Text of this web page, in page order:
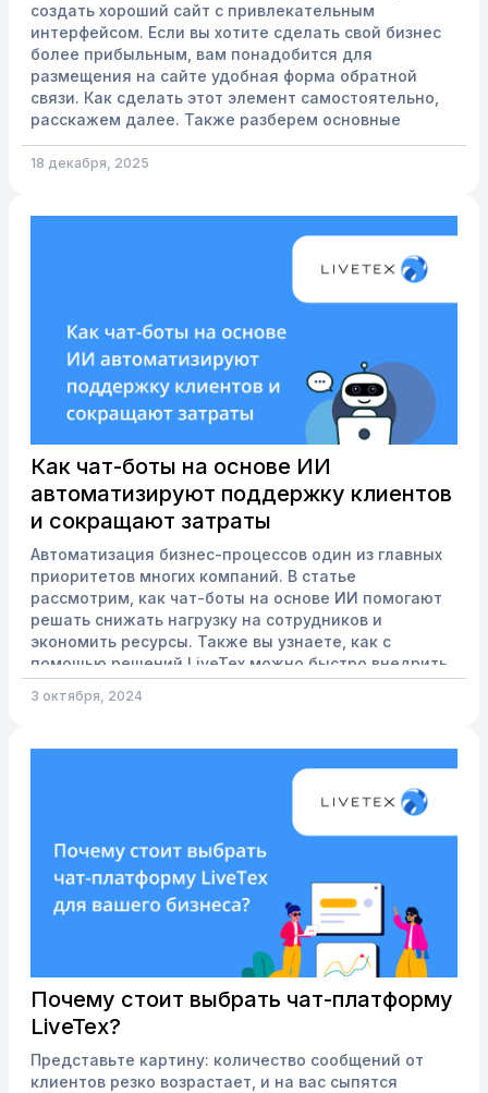
создать хороший сайт с привлекательным
интерфейсом. Если вы хотите сделать свой бизнес
более прибыльным, вам понадобится для
размещения на сайте удобная форма обратной
связи. Как сделать этот элемент самостоятельно,
расскажем далее. Также разберем основные
ошибки, из-за которых он не приносит ожидаемого
результата, и предложим чек лист по настройкам.
18 декабря, 2025
Как чат-боты на основе ИИ
автоматизируют поддержку клиентов
и сокращают затраты
Автоматизация бизнес-процессов один из главных
приоритетов многих компаний. В статье
рассмотрим, как чат-боты на основе ИИ помогают
решать снижать нагрузку на сотрудников и
экономить ресурсы. Также вы узнаете, как с
помощью решений LiveTex можно быстро внедрить
такого бота без сложных технических настроек и
получить максимальную пользу для вашего
основе ИИ — это программы, которые используют
машинное обучение и обработку естественного
языка (NLP) для общения с пользовател...
3 октября, 2024
Почему стоит выбрать чат-платформу
LiveTex?
Представьте картину: количество сообщений от
клиентов резко возрастает, и на вас сыпятся